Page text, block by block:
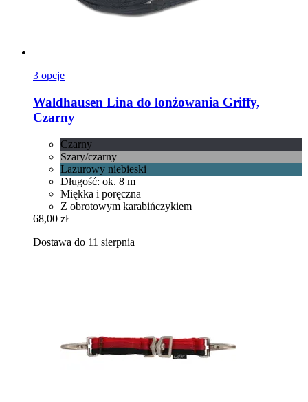
3 opcje
Waldhausen Lina do lonżowania Griffy,
Czarny
Czarny
Szary/czarny
Lazurowy niebieski
Długość: ok. 8 m
Miękka i poręczna
Z obrotowym karabińczykiem
68,00 zł
Dostawa do 11 sierpnia